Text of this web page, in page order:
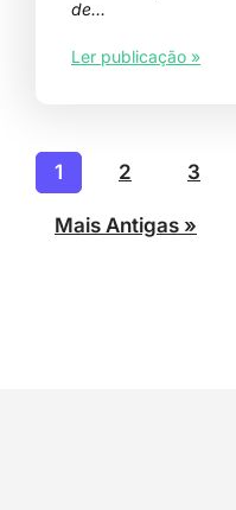
de…
Ler publicação »
1 2 3
Mais Antigas »